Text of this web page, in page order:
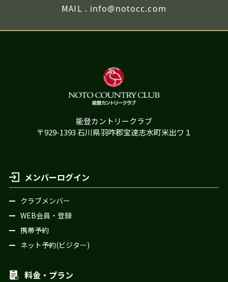
MAIL . info@notocc.com
能登カントリークラブ
〒929-1393 石川県羽咋郡宝達志水町米出ワ１
メンバーログイン
クラブメンバー
WEB会員・登録
携帯予約
ネット予約(ビジター)
料金・プラン